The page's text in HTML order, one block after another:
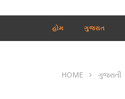
હોમ ગુજરાત
HOME ગુજરાતી